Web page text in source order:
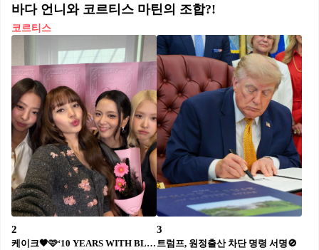
바다 언니와 코르티스 마틴의 조합?!
코르티스
2
케이크🖤🩷‘10 YEARS WITH BLINK’
3
트럼프, 원정출산 차단 명령 서명🚫